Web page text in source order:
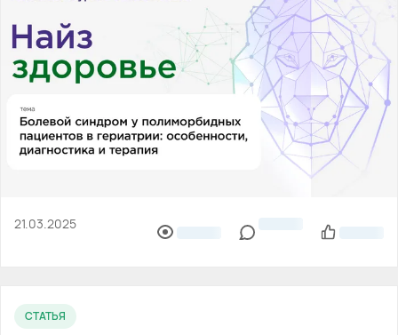
21.03.2025
СТАТЬЯ